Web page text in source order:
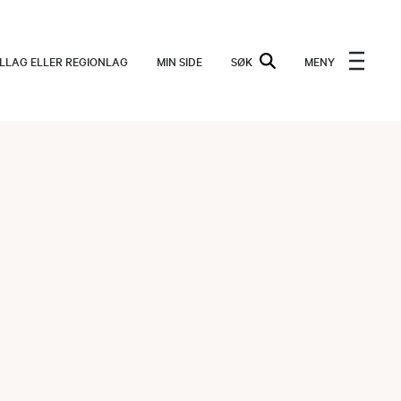
ELLER REGIONLAG MIN SIDE SØK MENY